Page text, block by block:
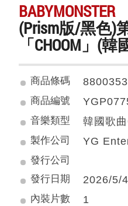
BABYMONSTER
(Prism版/黑色)
「CHOOM」(
商品條碼
商品編號
音樂類型 韓國歌
製作公司 YG
發行公司
發行日期
2026/5/4
內裝片數 1